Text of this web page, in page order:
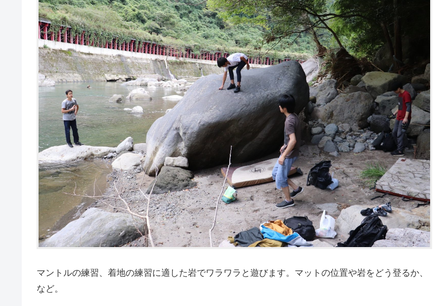
マントルの練習、着地の練習に適した岩でワラワラと遊びます。マットの位置や岩をどう登るか、
など。